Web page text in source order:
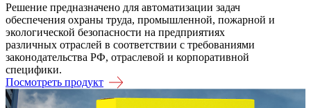
Решение предназначено для автоматизации задач
обеспечения охраны труда, промышленной, пожарной и
экологической безопасности на предприятиях
различных отраслей в соответствии с требованиями
законодательства РФ, отраслевой и корпоративной
специфики.
Посмотреть продукт